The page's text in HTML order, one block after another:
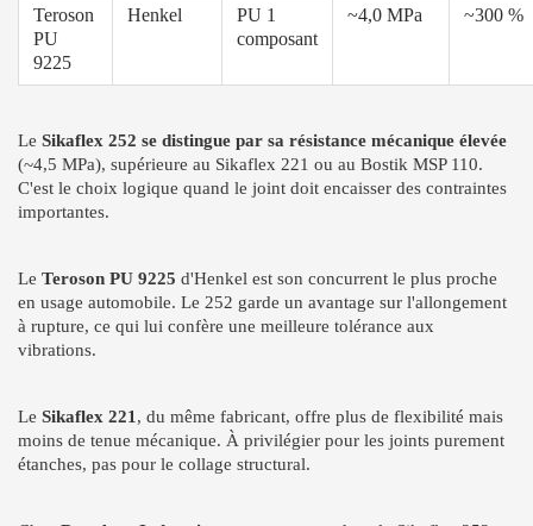
Teroson
PU
9225
Henkel
PU 1
composant
~4,0 MPa ~300 %
Le Sikaflex 252 se distingue par sa résistance mécanique élevée
(~4,5 MPa), supérieure au Sikaflex 221 ou au Bostik MSP 110.
C'est le choix logique quand le joint doit encaisser des contraintes
importantes.
Le Teroson PU 9225 d'Henkel est son concurrent le plus proche
en usage automobile. Le 252 garde un avantage sur l'allongement
à rupture, ce qui lui confère une meilleure tolérance aux
vibrations.
Le Sikaflex 221 , du même fabricant, offre plus de flexibilité mais
moins de tenue mécanique. À privilégier pour les joints purement
étanches, pas pour le collage structural.